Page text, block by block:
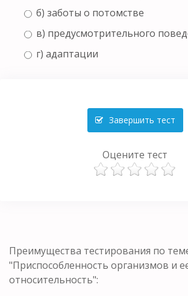
б) заботы о потомстве
в) предусмотрительного
г) адаптации
Завершить тест
Оцените тест
Преимущества тестирования по
"Приспособленность организмов и
относительность":